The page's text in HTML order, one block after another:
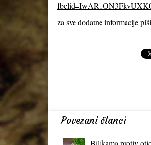
za sve dodatne informacije
Povezani članci
Biljkama protiv